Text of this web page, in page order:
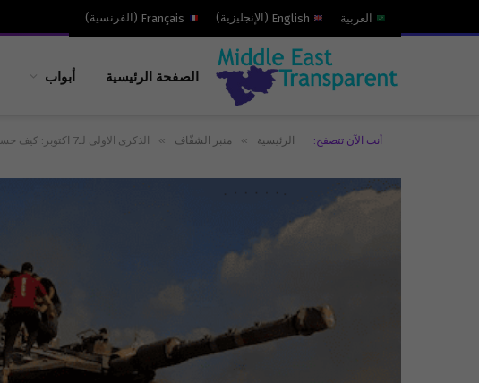
العربية English
( الإنجليزية)
Français
( الفرنسية)
الصفحة الرئيسية أبواب
أنت الآن تتصفح: الرئيسية » منبر الشفّاف » الذكرى الاولى لـ7 اكتوبر: كيف خسر “مِحور الممانعة”؟